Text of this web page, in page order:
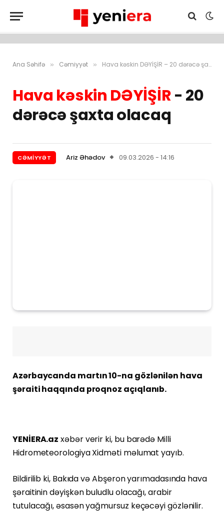
Ana Səhifə » Cəmiyyət » Hava kəskin DƏYİŞİR – 20 dərəcə şaxta olacaq
Hava kəskin DƏYİŞİR- 20
dərəcə şaxta olacaq
CƏMIYYƏT Ariz Əhədov 09.03.2026 - 14:16
Azərbaycanda martın 10-na gözlənilən hava
şəraiti haqqında proqnoz açıqlanıb.
YENİERA.az xəbər verir ki, bu barədə Milli
Hidrometeorologiya Xidməti məlumat yayıb.
Bildirilib ki, Bakıda və Abşeron yarımadasında hava
şəraitinin dəyişkən buludlu olacağı, arabir
tutulacağı, əsasən yağmursuz keçəcəyi gözlənilir.